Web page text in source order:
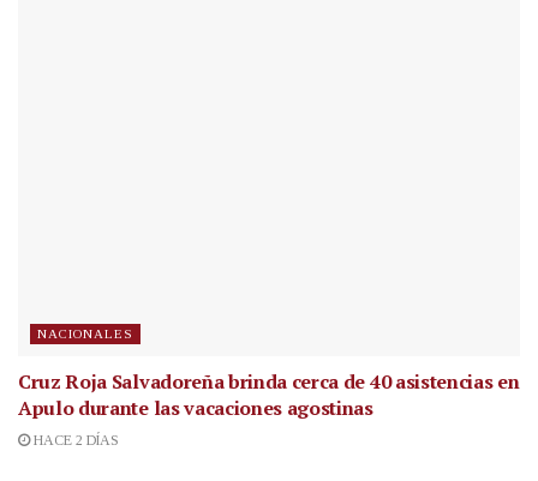
NACIONALES
Cruz Roja Salvadoreña brinda cerca de 40 asistencias en
Apulo durante las vacaciones agostinas
HACE 2 DÍAS